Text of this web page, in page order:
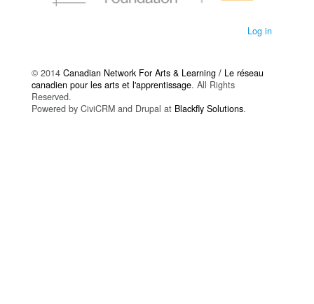
Log in
© 2014 Canadian Network For Arts & Learning / Le réseau
canadien pour les arts et l'apprentissage. All Rights
Reserved.
Powered by CiviCRM and Drupal at Blackfly Solutions.